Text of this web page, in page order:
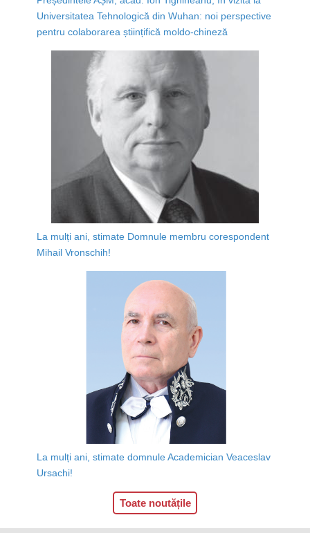
Universitatea Tehnologică din Wuhan: noi perspective
pentru colaborarea științifică moldo-chineză
La mulți ani, stimate Domnule membru corespondent
Mihail Vronschih!
La mulți ani, stimate domnule Academician Veaceslav
Ursachi!
Toate noutățile